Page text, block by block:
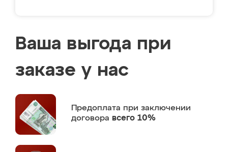
Ваша выгода при
заказе у нас
Предоплата при заключении
договора всего 10%